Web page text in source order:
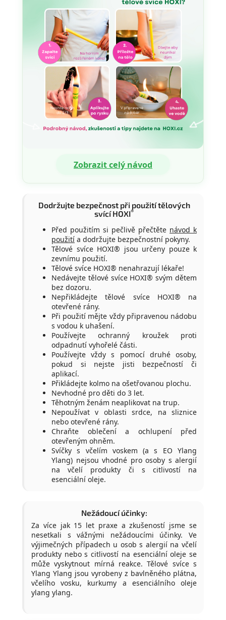
Zobrazit celý návod
Dodržujte bezpečnost při použití tělových
svící HOXI®
Před použitím si pečlivě přečtěte návod k
použití a dodržujte bezpečnostní pokyny.
Tělové svíce HOXI® jsou určeny pouze k
zevnímu použití.
Tělové svíce HOXI® nenahrazují lékaře!
Nedávejte tělové svíce HOXI® svým dětem
bez dozoru.
Nepřikládejte tělové svíce HOXI® na
otevřené rány.
Při použití mějte vždy připravenou nádobu
s vodou k uhašení.
Používejte ochranný kroužek proti
odpadnutí vyhořelé části.
Používejte vždy s pomocí druhé osoby,
pokud si nejste jisti bezpečností či
aplikací.
Přikládejte kolmo na ošetřovanou plochu.
Nevhodné pro děti do 3 let.
Těhotným ženám neaplikovat na trup.
Nepoužívat v oblasti srdce, na sliznice
nebo otevřené rány.
Chraňte oblečení a ochlupení před
otevřeným ohněm.
Svíčky s včelím voskem (a s EO Ylang
Ylang) nejsou vhodné pro osoby s alergií
na včelí produkty či s citlivostí na
esenciální oleje.
Nežádoucí účinky:
Za více jak 15 let praxe a zkušeností jsme se
nesetkali s vážnými nežádoucími účinky. Ve
výjimečných případech u osob s alergií na včelí
produkty nebo s citlivostí na esenciální oleje se
může vyskytnout mírná reakce. Tělové svíce s
Ylang Ylang jsou vyrobeny z bavlněného plátna,
včelího vosku, kurkumy a esenciálního oleje
ylang ylang.